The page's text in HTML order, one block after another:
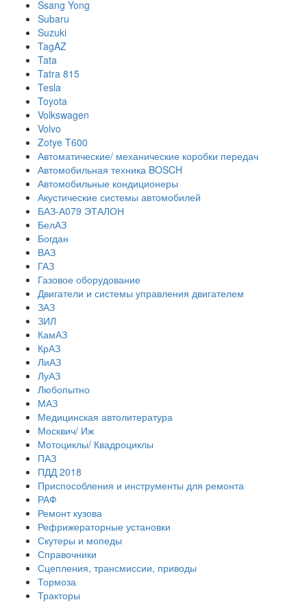
Ssang Yong
Subaru
Suzuki
TagAZ
Tata
Tatra 815
Tesla
Toyota
Volkswagen
Volvo
Zotye T600
Автоматические/ механические коробки передач
Автомобильная техника BOSCH
Автомобильные кондиционеры
Акустические системы автомобилей
БАЗ-А079 ЭТАЛОН
БелАЗ
Богдан
ВАЗ
ГАЗ
Газовое оборудование
Двигатели и системы управления двигателем
ЗАЗ
ЗИЛ
КамАЗ
КрАЗ
ЛиАЗ
ЛуАЗ
Любопытно
МАЗ
Медицинская автолитература
Москвич/ Иж
Мотоциклы/ Квадроциклы
ПАЗ
ПДД 2018
Приспособления и инструменты для ремонта
РАФ
Ремонт кузова
Рефрижераторные установки
Скутеры и мопеды
Справочники
Сцепления, трансмиссии, приводы
Тормоза
Тракторы